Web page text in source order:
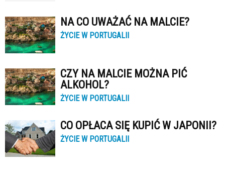
NA CO UWAŻAĆ NA MALCIE?
ŻYCIE W PORTUGALII
CZY NA MALCIE MOŻNA PIĆ
ALKOHOL?
ŻYCIE W PORTUGALII
CO OPŁACA SIĘ KUPIĆ W JAPONII?
ŻYCIE W PORTUGALII